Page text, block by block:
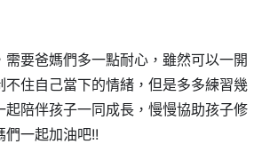
需要爸媽們多一點耐心，雖然可以一開
不住自己當下的情緒，但是多多練習幾
起陪伴孩子一同成長，慢慢協助孩子修
們一起加油吧!!